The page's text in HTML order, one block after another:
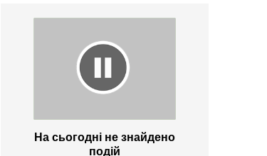
На сьогодні не знайдено
подій